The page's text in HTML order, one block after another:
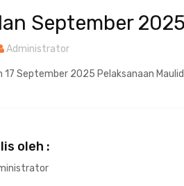
September 2025
Administrator
17 September 2025 Pelaksanaan
oleh :